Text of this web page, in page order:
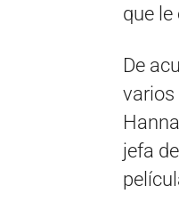
que
De
varios
jefa